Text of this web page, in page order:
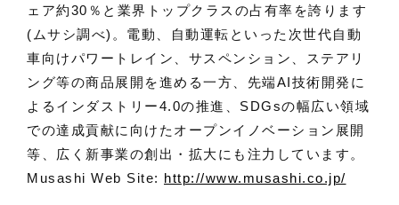
ェア約30％と業界トップクラスの占有率を誇ります
(ムサシ調べ)。電動、自動運転といった次世代自動
車向けパワートレイン、サスペンション、ステアリ
ング等の商品展開を進める一方、先端AI技術開発に
よるインダストリー4.0の推進、SDGsの幅広い領域
での達成貢献に向けたオープンイノベーション展開
等、広く新事業の創出・拡大にも注力しています。
Musashi Web Site: http://www.musashi.co.jp/